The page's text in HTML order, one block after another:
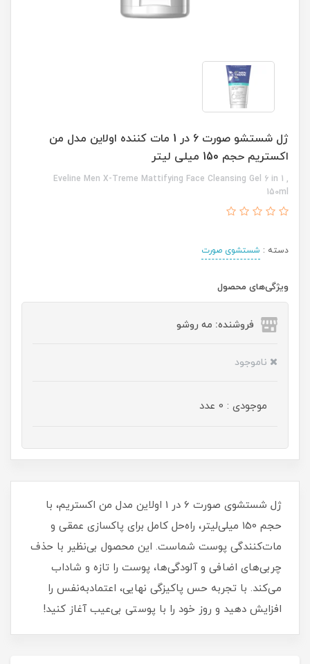
ژل شستشو صورت 6 در 1 مات کننده اولاین مدل من
اکستریم حجم 150 میلی لیتر
Eveline Men X-Treme Mattifying Face Cleansing Gel 6 in 1 ,
150ml
دسته : شستشوی صورت
ویژگی‌های محصول
فروشنده: مه رو‌شو
ناموجود
موجودی : 0 عدد
ژل شستشوی صورت 6 در 1 اولاین مدل من اکستریم، با
حجم 150 میلی‌لیتر، راه‌حل کامل برای پاکسازی عمقی و
مات‌کنندگی پوست شماست. این محصول بی‌نظیر با حذف
چربی‌های اضافی و آلودگی‌ها، پوست را تازه و شاداب
می‌کند. با تجربه حس پاکیزگی نهایی، اعتمادبه‌نفس را
افزایش دهید و روز خود را با پوستی بی‌عیب آغاز کنید!